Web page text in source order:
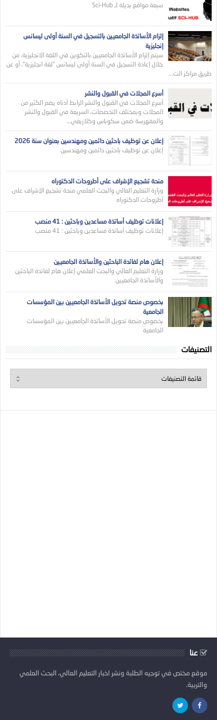
سبعة مواقع بديلة لـ Sci-Hub
إلزام الأساتذة الجامعيين بالتسجيل في السنة أولى ليسانس
إنجليزية
سيتم إلزام الأساتذة الجامعيين بالتكوين في اللغة الانجليزية، من
خلال إعادة التسجيل في السنة أولى ليسانس “لغة انجليزية”، أو عن
طريق مراكز الت...
أسرع المجلات في القبول والنشر
أسرع المجلات في القبول والنشر الرابط أدناه يضم الكثير من
المجلات وبمختلف التخصصات، السريعة في القبول والنشر
والمفهرسة ضمن سكوباس وكلاريفي...
إعلان عن توظيف باحثين دائمين ومهندسين بعنوان سنة 2026
إعلان عن توظيف باحثين دائمين ومهندسين
منحة تشجيع الإشراف على أطروحات الدكتوراه
وزارة التعليم العالي والبجث العلمي منحة تشجيع الإشراف على
أطروحات الدكتوراه
إعلانات توظيف أساتذة مساعدين وباحثين : 41 منصب
إعلانات توظيف أساتذة مساعدين وباحثين : 41 منصب
إعلان هام لفائدة الباحثين والأساتذة الجامعيين
وزارة التعليم العالي والبحث العلمي إعلان هام لفائدة الباحثين
والأساتذة الجامعيين
بخصوص منصة تحويل الأساتذة الجامعيين بين المؤسسات
الجامعية
بخصوص منصة تحويل الأساتذة الجامعيين بين المؤسسات
الجامعية
التصنيفات
عنا
موقع مختص في توجيه الطلبة ونشر اخبار التعليم العالي، البحث العلمي
والتربية.